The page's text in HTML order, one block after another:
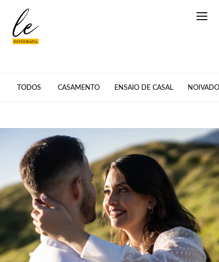
TODOS CASAMENTO ENSAIO DE CASAL NOIVADO